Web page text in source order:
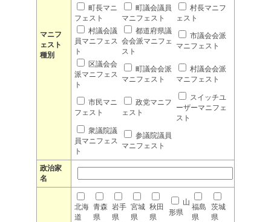
マニフ
ェスト
種別
町長マニ
フェスト
町議会議員
マニフェスト
村長マニフ
ェスト
村議会議
員マニフェス
ト
都道府県議
会会派マニフェ
スト
市議会会派
マニフェスト
区議会会
派マニフェス
ト
町議会会派
マニフェスト
村議会会派
マニフェスト
市民マニ
フェスト
政党マニフ
ェスト
スイッチユ
ーザーマニフェ
スト
衆議院議
員マニフェス
ト
参議院議員
マニフェスト
政治家
名
北海
道
青森
県
岩手
県
宮城
県
秋田
県
山
形県
福島
県
茨城
県